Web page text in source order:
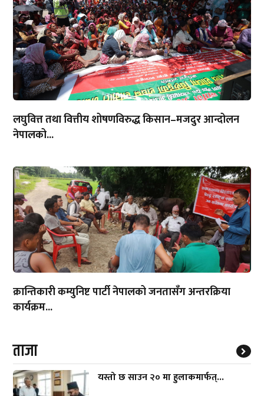
लघुवित्त तथा वित्तीय शोषणविरुद्ध किसान–मजदुर आन्दोलन
नेपालको...
क्रान्तिकारी कम्युनिष्ट पार्टी नेपालको जनतासँग अन्तरक्रिया
कार्यक्रम...
ताजा
यस्तो छ साउन २० मा हुलाकमार्फत्...